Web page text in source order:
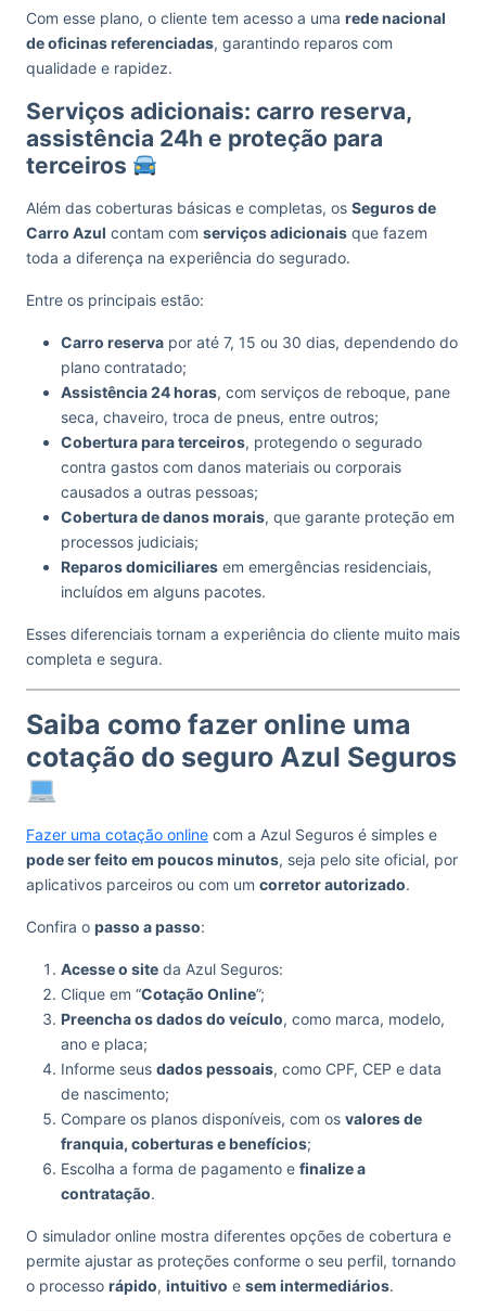
Com esse plano, o cliente tem acesso a uma rede nacional
de oficinas referenciadas, garantindo reparos com
qualidade e rapidez.
Serviços adicionais: carro reserva,
assistência 24h e proteção para
terceiros
Além das coberturas básicas e completas, os Seguros de
Carro Azul contam com serviços adicionais que fazem
toda a diferença na experiência do segurado.
Entre os principais estão:
Carro reserva por até 7, 15 ou 30 dias, dependendo do
plano contratado;
Assistência 24 horas, com serviços de reboque, pane
seca, chaveiro, troca de pneus, entre outros;
Cobertura para terceiros, protegendo o segurado
contra gastos com danos materiais ou corporais
causados a outras pessoas;
Cobertura de danos morais, que garante proteção em
processos judiciais;
Reparos domiciliares em emergências residenciais,
incluídos em alguns pacotes.
Esses diferenciais tornam a experiência do cliente muito mais
completa e segura.
Saiba como fazer online uma
cotação do seguro Azul Seguros
Fazer uma cotação online com a Azul Seguros é simples e
pode ser feito em poucos minutos, seja pelo site oficial, por
aplicativos parceiros ou com um corretor autorizado.
Confira o passo a passo:
Acesse o site da Azul Seguros:
Clique em “Cotação Online”;
Preencha os dados do veículo, como marca, modelo,
ano e placa;
Informe seus dados pessoais, como CPF, CEP e data
de nascimento;
Compare os planos disponíveis, com os valores de
franquia, coberturas e benefícios;
Escolha a forma de pagamento e finalize a
contratação.
O simulador online mostra diferentes opções de cobertura e
permite ajustar as proteções conforme o seu perfil, tornando
o processo rápido, intuitivo e sem intermediários.